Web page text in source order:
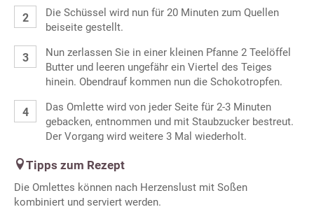
Die Schüssel wird nun für 20 Minuten zum Quellen
beiseite gestellt.
Nun zerlassen Sie in einer kleinen Pfanne 2 Teelöffel
Butter und leeren ungefähr ein Viertel des Teiges
hinein. Obendrauf kommen nun die Schokotropfen.
Das Omlette wird von jeder Seite für 2-3 Minuten
gebacken, entnommen und mit Staubzucker bestreut.
Der Vorgang wird weitere 3 Mal wiederholt.
Tipps zum Rezept
Die Omlettes können nach Herzenslust mit Soßen
kombiniert und serviert werden.